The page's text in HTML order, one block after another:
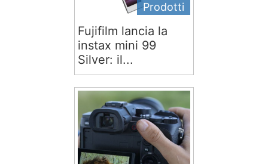
Prodotti
Fujifilm lancia la
instax mini 99
Silver: il...